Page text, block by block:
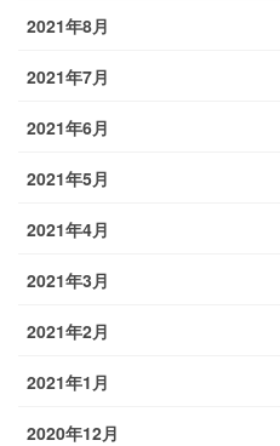
2021年8月
2021年7月
2021年6月
2021年5月
2021年4月
2021年3月
2021年2月
2021年1月
2020年12月